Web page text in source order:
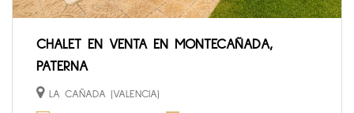
CHALET EN VENTA EN MONTECAÑADA,
PATERNA
LA CAÑADA (VALENCIA)